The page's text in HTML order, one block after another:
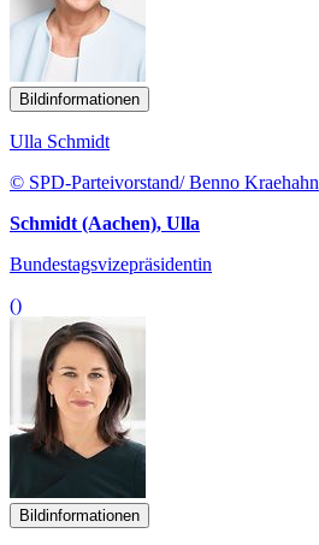
Bildinformationen
Ulla Schmidt
© SPD-Parteivorstand/ Benno Kraehahn
Schmidt (Aachen), Ulla
Bundestagsvizepräsidentin
()
Bildinformationen